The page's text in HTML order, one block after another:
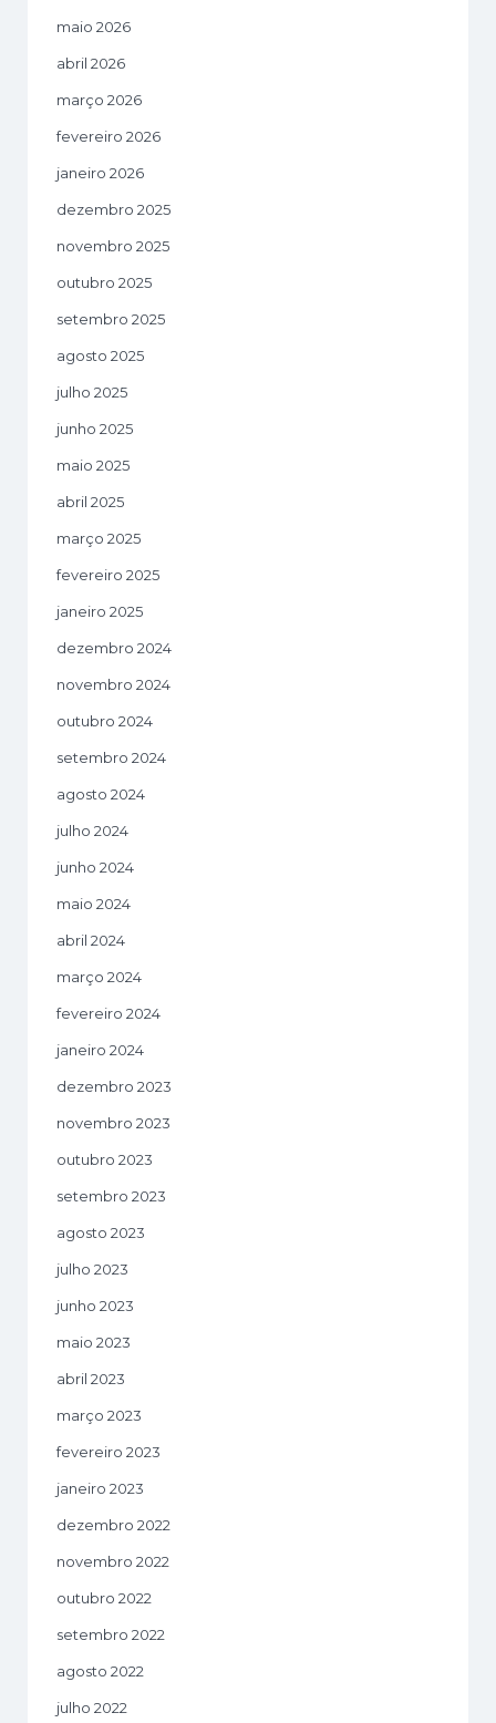
maio 2026
abril 2026
março 2026
fevereiro 2026
janeiro 2026
dezembro 2025
novembro 2025
outubro 2025
setembro 2025
agosto 2025
julho 2025
junho 2025
maio 2025
abril 2025
março 2025
fevereiro 2025
janeiro 2025
dezembro 2024
novembro 2024
outubro 2024
setembro 2024
agosto 2024
julho 2024
junho 2024
maio 2024
abril 2024
março 2024
fevereiro 2024
janeiro 2024
dezembro 2023
novembro 2023
outubro 2023
setembro 2023
agosto 2023
julho 2023
junho 2023
maio 2023
abril 2023
março 2023
fevereiro 2023
janeiro 2023
dezembro 2022
novembro 2022
outubro 2022
setembro 2022
agosto 2022
julho 2022